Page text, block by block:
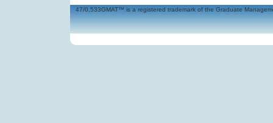
47/0,533GMAT™ is a registered trademark of the Graduate